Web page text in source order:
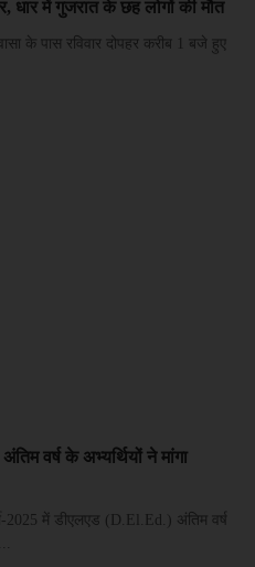
धार में गुजरात के छह लोगों की मौत
के पास रविवार दोपहर करीब 1 बजे हुए
वर्ष के अभ्यर्थियों ने मांगा
2025 में डीएलएड (D.El.Ed.) अंतिम वर्ष